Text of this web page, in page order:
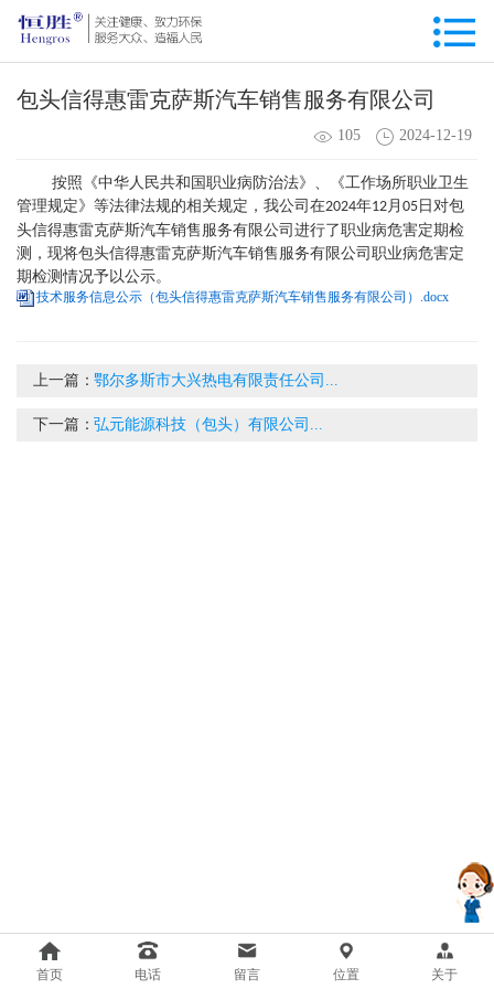
包头信得惠雷克萨斯汽车销售服务有限公司
105 2024-12-19
按照《中华人民共和国职业病防治法》、《工作场所职业卫生
管理规定》等法律法规的相关规定，我公司在2024年12月 05 日对包
头信得惠雷克萨斯汽车销售服务有限公司 进行了职业病危害定期检
测，现将包头信得惠雷克萨斯汽车销售服务有限公司 职业病危害定
期检测情况予以公示。
技术服务信息公示（包头信得惠雷克萨斯汽车销售服务有限公司）.docx
上一篇：鄂尔多斯市大兴热电有限责任公司...
下一篇：弘元能源科技（包头）有限公司...
首页 电话 留言 位置 关于